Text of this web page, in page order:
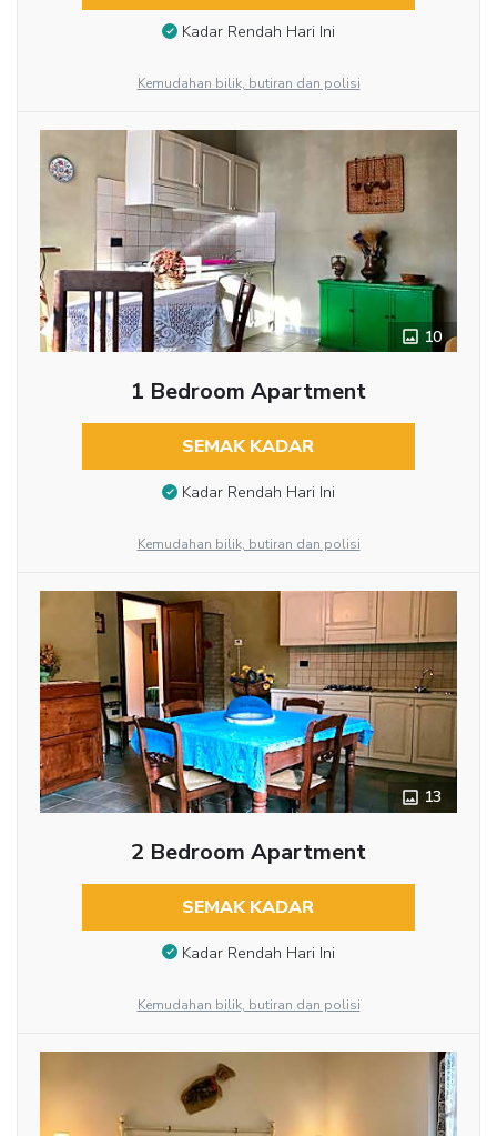
Kadar Rendah Hari Ini
Kemudahan bilik, butiran dan polisi
10
1 Bedroom Apartment
SEMAK KADAR
Kadar Rendah Hari Ini
Kemudahan bilik, butiran dan polisi
13
2 Bedroom Apartment
SEMAK KADAR
Kadar Rendah Hari Ini
Kemudahan bilik, butiran dan polisi